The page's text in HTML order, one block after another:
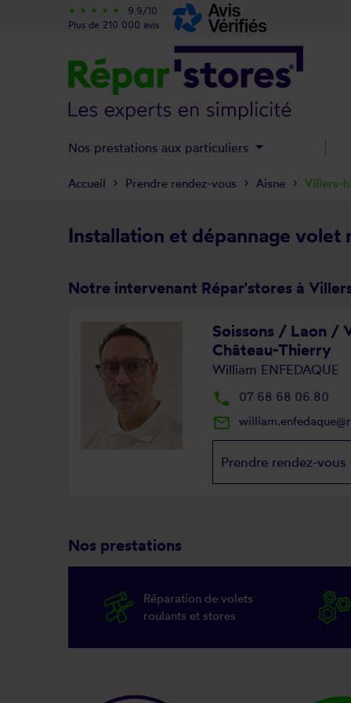
Installation et dépannage volet
Notre intervenant Répar'stores à
Soissons / Laon /
Château-Thierry
William ENFEDAQUE
local_phone 07 68 68 06 80
mail_outline
Prendre rendez-vous
Nos prestations
Réparation de volets
roulants et stores
Accueil Prendre rendez-vous Aisne Villers-
star_rate star_rate star_rate star_rate star_rate
9.9/10
Plus de 210 000 avis
Nos prestations aux particuliers